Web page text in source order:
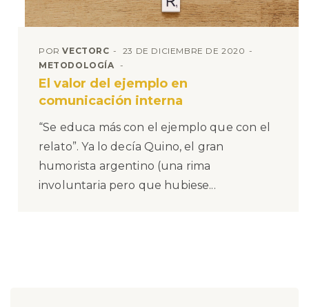
PORVECTORC
23 DE DICIEMBRE DE 2020
METODOLOGÍA
El valor del ejemplo en
comunicación interna
“Se educa más con el ejemplo que con el
relato”. Ya lo decía Quino, el gran
humorista argentino (una rima
involuntaria pero que hubiese...